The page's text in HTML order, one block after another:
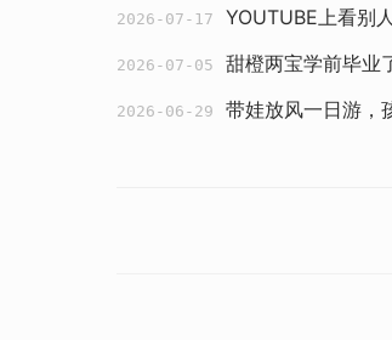
2026-07-17 YOUTUBE上看别
2026-07-05 甜橙两宝学前毕业
2026-06-29 带娃放风一日游